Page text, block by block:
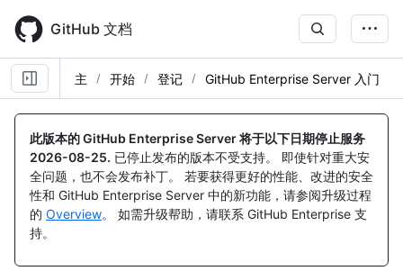
main
content
GitHub 文档
主 开始 登记 GitHub Enterprise Server 入门
此版本的 GitHub Enterprise Server 将于以下日期停止服务
2026-08-25. 已停止发布的版本不受支持。 即使针对重大安
全问题，也不会发布补丁。 若要获得更好的性能、改进的安全
性和 GitHub Enterprise Server 中的新功能，请参阅升级过程
的 Overview。 如需升级帮助，请联系 GitHub Enterprise 支
持。